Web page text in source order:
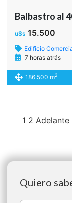
Balbastro al
u$s 15.500
Edificio
7 horas atrás
186.500 m2
1 2 Adelante
Quiero